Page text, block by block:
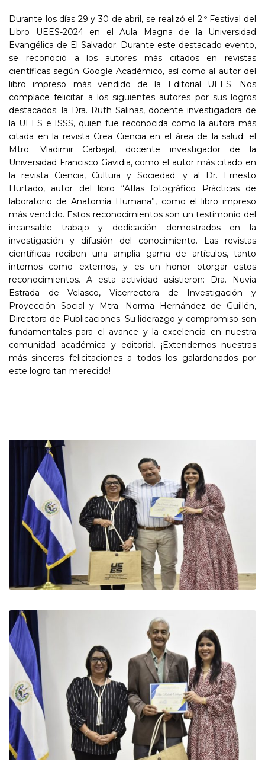
Durante los días 29 y 30 de abril, se realizó el 2.º Festival del
Libro UEES-2024 en el Aula Magna de la Universidad
Evangélica de El Salvador. Durante este destacado evento,
se reconoció a los autores más citados en revistas
científicas según Google Académico, así como al autor del
libro impreso más vendido de la Editorial UEES. Nos
complace felicitar a los siguientes autores por sus logros
destacados: la Dra. Ruth Salinas, docente investigadora de
la UEES e ISSS, quien fue reconocida como la autora más
citada en la revista Crea Ciencia en el área de la salud; el
Mtro. Vladimir Carbajal, docente investigador de la
Universidad Francisco Gavidia, como el autor más citado en
la revista Ciencia, Cultura y Sociedad; y al Dr. Ernesto
Hurtado, autor del libro “Atlas fotográfico Prácticas de
laboratorio de Anatomía Humana”, como el libro impreso
más vendido. Estos reconocimientos son un testimonio del
incansable trabajo y dedicación demostrados en la
investigación y difusión del conocimiento. Las revistas
científicas reciben una amplia gama de artículos, tanto
internos como externos, y es un honor otorgar estos
reconocimientos. A esta actividad asistieron: Dra. Nuvia
Estrada de Velasco, Vicerrectora de Investigación y
Proyección Social y Mtra. Norma Hernández de Guillén,
Directora de Publicaciones. Su liderazgo y compromiso son
fundamentales para el avance y la excelencia en nuestra
comunidad académica y editorial. ¡Extendemos nuestras
más sinceras felicitaciones a todos los galardonados por
este logro tan merecido!